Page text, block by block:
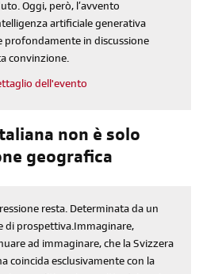
Oggi, però, l’avvento
artificiale generativa
profondamente in discussione
convinzione.
dell'evento
non è solo
geografica
resta. Determinata da un
di prospettiva.Immaginare,
ad immaginare, che la Svizzera
coincida esclusivamente con la